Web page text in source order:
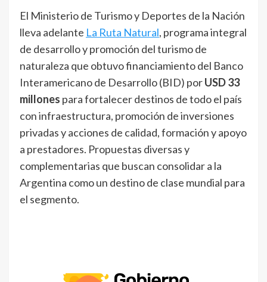
El Ministerio de Turismo y Deportes de la Nación
lleva adelante La Ruta Natural, programa integral
de desarrollo y promoción del turismo de
naturaleza que obtuvo financiamiento del Banco
Interamericano de Desarrollo (BID) porUSD 33
millones para fortalecer destinos de todo el país
con infraestructura, promoción de inversiones
privadas y acciones de calidad, formación y apoyo
a prestadores. Propuestas diversas y
complementarias que buscan consolidar a la
Argentina como un destino de clase mundial para
el segmento.